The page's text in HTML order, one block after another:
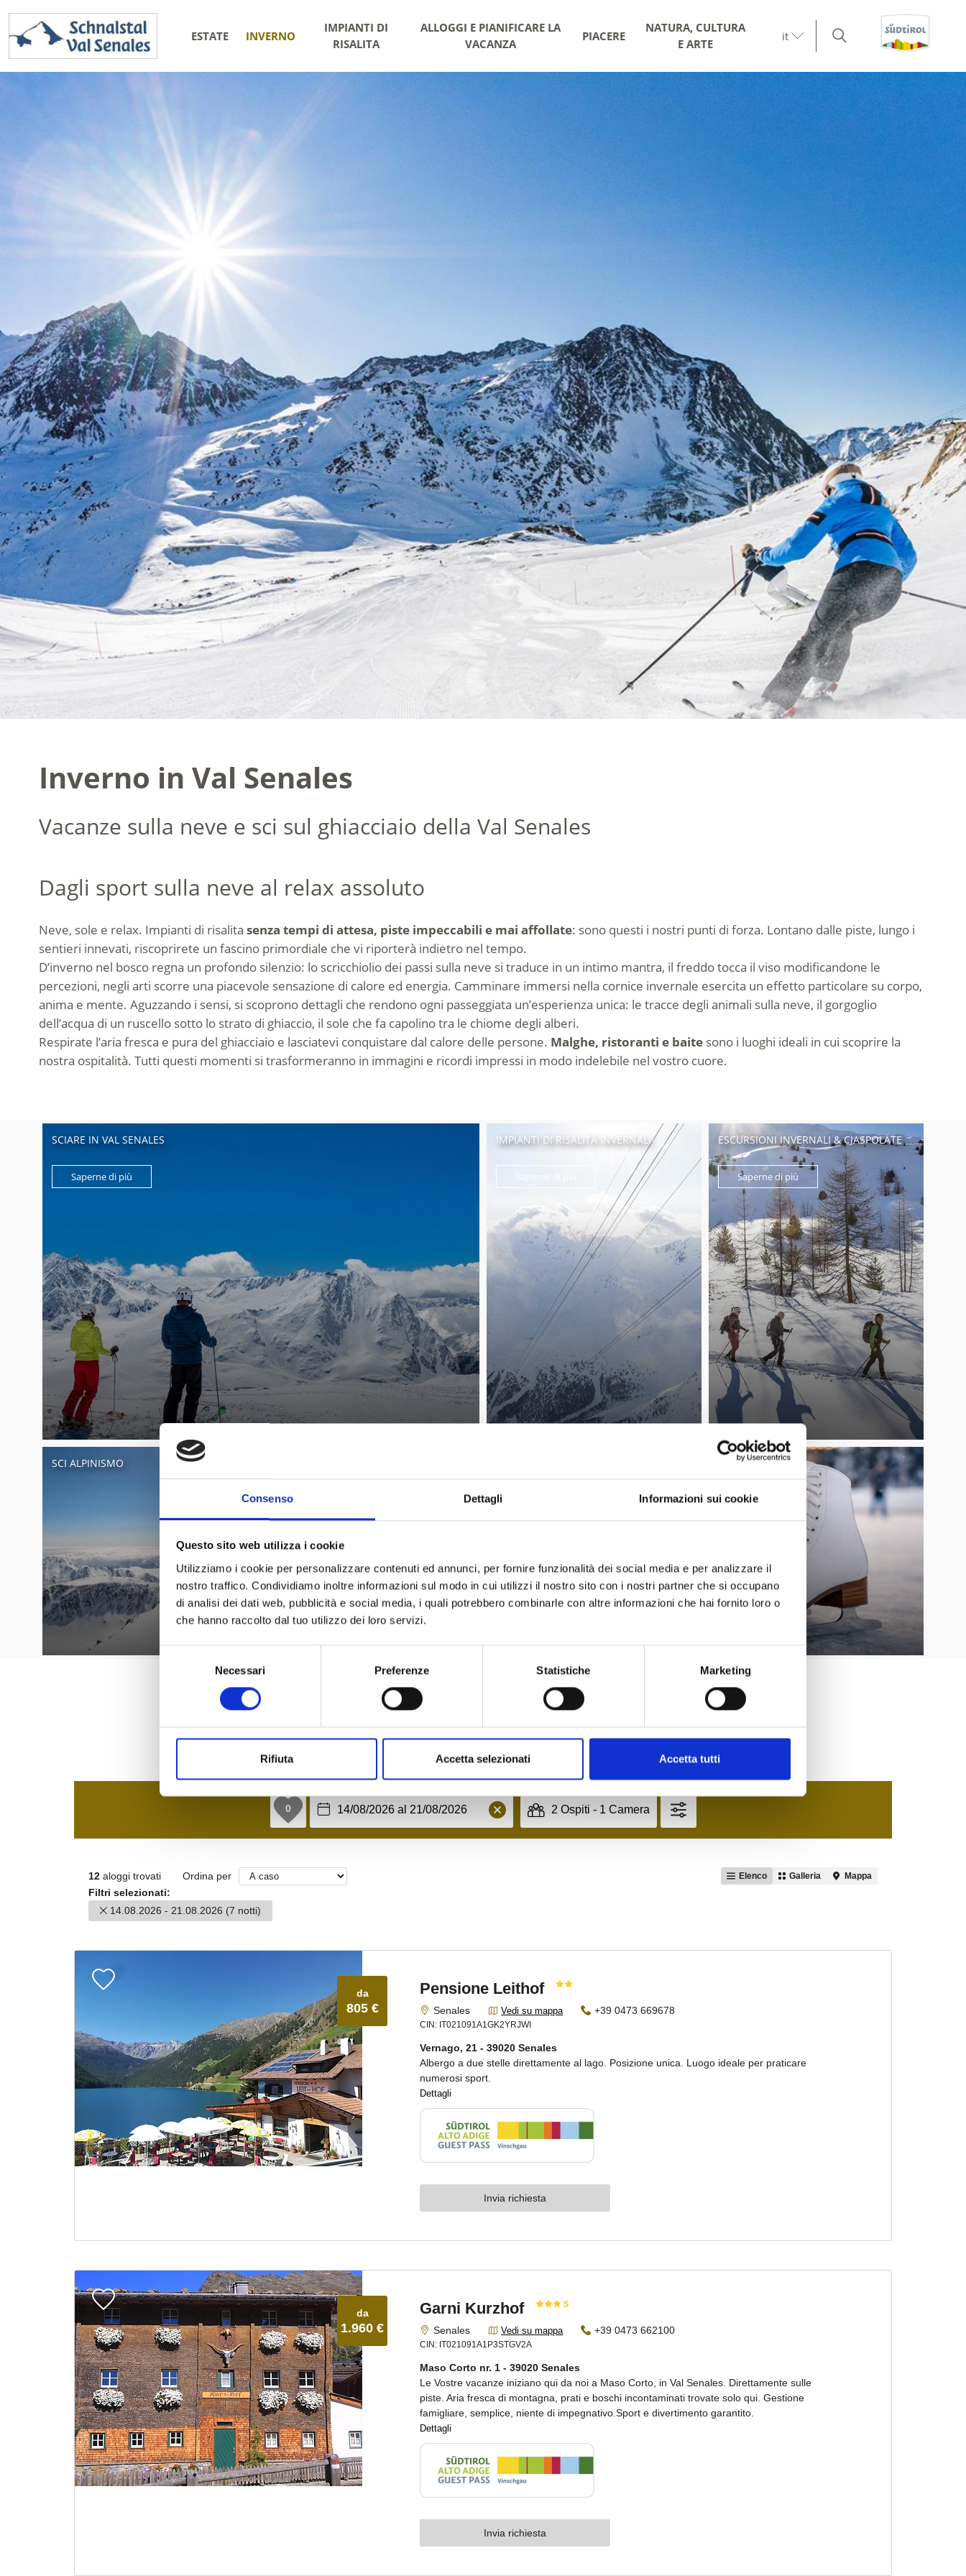
Consenso Dettagli Informazioni sui cookie
Questo sito web utilizza i cookie
Utilizziamo i cookie per personalizzare contenuti ed annunci, per fornire funzionalità dei social media e per analizzare il
nostro traffico. Condividiamo inoltre informazioni sul modo in cui utilizzi il nostro sito con i nostri partner che si occupano
di analisi dei dati web, pubblicità e social media, i quali potrebbero combinarle con altre informazioni che hai fornito loro o
che hanno raccolto dal tuo utilizzo dei loro servizi.
Selezione
Necessari Preferenze Statistiche Marketing
Rifiuta Accetta selezionati Accetta tutti
ESTATE INVERNO
IMPIANTI DI
RISALITA
ALLOGGI E PIANIFICARE LA
VACANZA
PIACERE
NATURA, CULTURA
E ARTE
it
Inverno in Val Senales
Vacanze sulla neve e sci sul ghiacciaio della Val Senales
Dagli sport sulla neve al relax assoluto
Neve, sole e relax. Impianti di risalita senza tempi di attesa, piste impeccabili e mai affollate: sono questi i nostri punti di forza. Lontano dalle piste, lungo i
sentieri innevati, riscoprirete un fascino primordiale che vi riporterà indietro nel tempo.
D’inverno nel bosco regna un profondo silenzio: lo scricchiolio dei passi sulla neve si traduce in un intimo mantra, il freddo tocca il viso modificandone le
percezioni, negli arti scorre una piacevole sensazione di calore ed energia. Camminare immersi nella cornice invernale esercita un effetto particolare su corpo,
anima e mente. Aguzzando i sensi, si scoprono dettagli che rendono ogni passeggiata un’esperienza unica: le tracce degli animali sulla neve, il gorgoglio
dell’acqua di un ruscello sotto lo strato di ghiaccio, il sole che fa capolino tra le chiome degli alberi.
Respirate l’aria fresca e pura del ghiacciaio e lasciatevi conquistare dal calore delle persone. Malghe, ristoranti e baitesono i luoghi ideali in cui scoprire la
nostra ospitalità. Tutti questi momenti si trasformeranno in immagini e ricordi impressi in modo indelebile nel vostro cuore.
SCIARE IN VAL SENALES
Saperne di più
IMPIANTI DI RISALITA INVERNALI ESCURSIONI INVERNALI & CIASPOLATE
Saperne di più
SCI ALPINISMO